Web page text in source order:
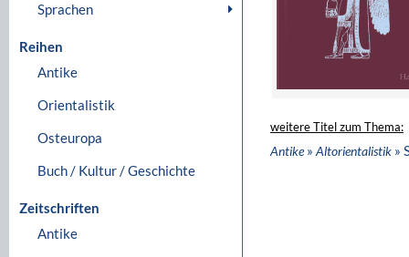
Sprachen
Reihen
Antike
Orientalistik
Osteuropa
Buch / Kultur / Geschichte
Zeitschriften
Antike
weitere Titel zum Thema:
Antike» Altorientalistik »